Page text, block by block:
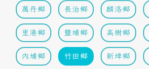
萬丹鄉 長治鄉 麟洛鄉
里港鄉 鹽埔鄉 高樹鄉
內埔鄉 竹田鄉 新埤鄉